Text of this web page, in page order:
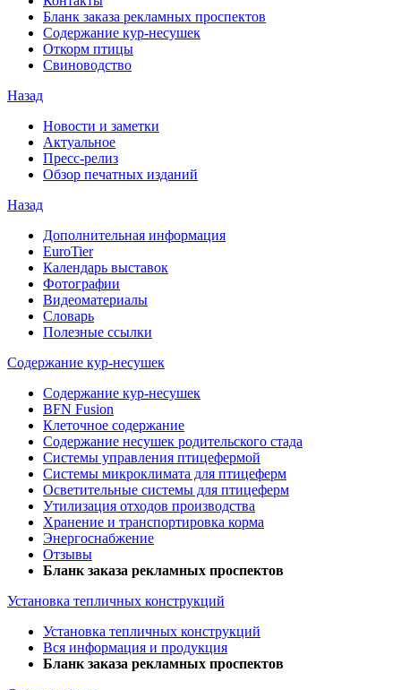
Бланк заказа рекламных проспектов
Содержание кур-несушек
Откорм птицы
Свиноводство
Назад
Новости и заметки
Актуальное
Пресс-релиз
Обзор печатных изданий
Назад
Дополнительная информация
EuroTier
Календарь выставок
Фотографии
Видеоматериалы
Словарь
Полезные ссылки
Содержание кур-несушек
Содержание кур-несушек
BFN Fusion
Клеточное содержание
Содержание несушек родительского стада
Системы управления птицефермой
Системы микроклимата для птицеферм
Осветительные системы для птицеферм
Утилизация отходов производства
Хранение и транспортировка корма
Энергоснабжение
Отзывы
Бланк заказа рекламных проспектов
Установка тепличных конструкций
Установка тепличных конструкций
Вся информация и продукция
Бланк заказа рекламных проспектов